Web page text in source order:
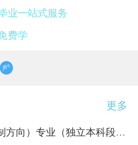
业一站式服务
费学
更多
河北自考法律（城乡法制方向）专业（独立本科段）毕业条件